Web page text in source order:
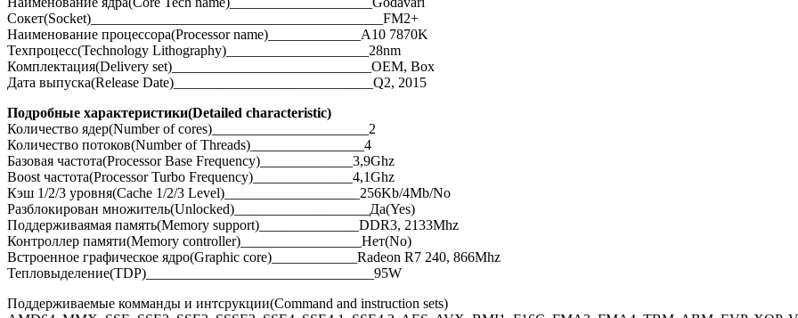
Сокет(Socket)_________________________________________FM2+
Наименование процессора(Processor name)_____________A10 7870K
Техпроцесс(Technology Lithography)____________________28nm
Комплектация(Delivery set)____________________________OEM, Box
Дата выпуска(Release Date)____________________________Q2, 2015
Подробные характеристики(Detailed characteristic)
Количество ядер(Number of cores)______________________2
Количество потоков(Number of Threads)________________4
Базовая частота(Processor Base Frequency)_____________3,9Ghz
Boost частота(Processor Turbo Frequency)______________4,1Ghz
Кэш 1/2/3 уровня(Cache 1/2/3 Level)___________________256Kb/4Mb/No
Разблокирован множитель(Unlocked)___________________Да(Yes)
Поддерживаямая память(Memory support)______________DDR3, 2133Mhz
Контроллер памяти(Memory controller)_________________Нет(No)
Встроенное графическое ядро(Graphic core)____________Radeon R7 240, 866Mhz
Тепловыделение(TDP)________________________________95W
Поддерживаемые комманды и интсрукции(Command and instruction sets)